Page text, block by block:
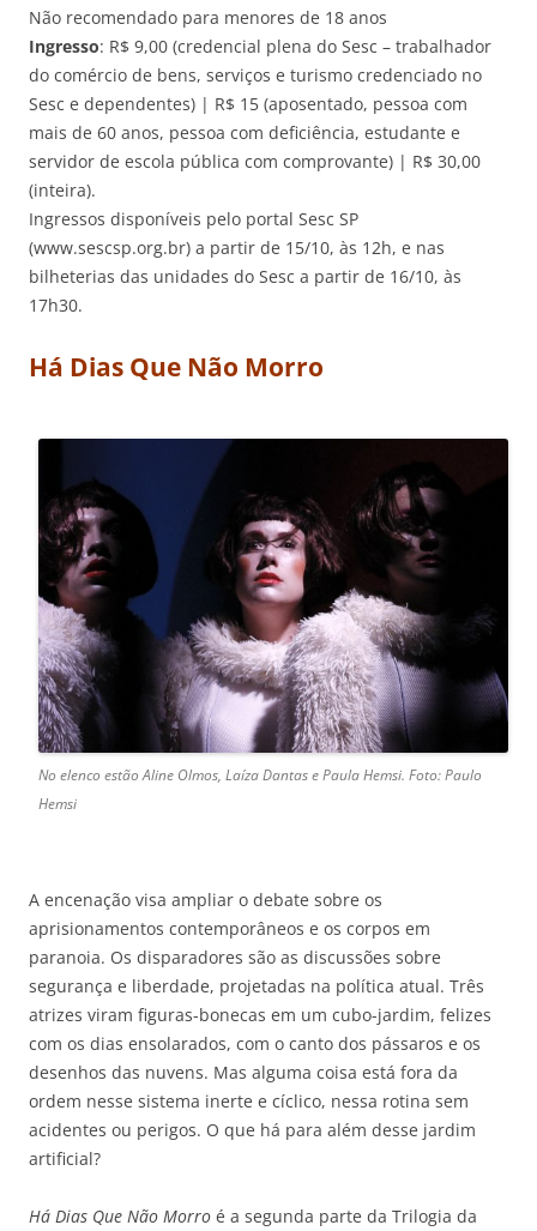
Não recomendado para menores de 18 anos
Ingresso: R$ 9,00 (credencial plena do Sesc – trabalhador
do comércio de bens, serviços e turismo credenciado no
Sesc e dependentes) | R$ 15 (aposentado, pessoa com
mais de 60 anos, pessoa com deficiência, estudante e
servidor de escola pública com comprovante) | R$ 30,00
(inteira).
Ingressos disponíveis pelo portal Sesc SP
(www.sescsp.org.br) a partir de 15/10, às 12h, e nas
bilheterias das unidades do Sesc a partir de 16/10, às
17h30.
Há Dias Que Não Morro
No elenco estão Aline Olmos, Laíza Dantas e Paula Hemsi. Foto: Paulo
Hemsi
A encenação visa ampliar o debate sobre os
aprisionamentos contemporâneos e os corpos em
paranoia. Os disparadores são as discussões sobre
segurança e liberdade, projetadas na política atual. Três
atrizes viram figuras-bonecas em um cubo-jardim, felizes
com os dias ensolarados, com o canto dos pássaros e os
desenhos das nuvens. Mas alguma coisa está fora da
ordem nesse sistema inerte e cíclico, nessa rotina sem
acidentes ou perigos. O que há para além desse jardim
artificial?
Há Dias Que Não Morro é a segunda parte da Trilogia da